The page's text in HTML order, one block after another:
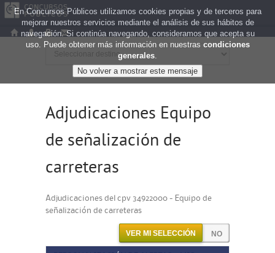
Adjudicaciones Equipo
de señalización de
carreteras
Adjudicaciones del cpv 34922000 - Equipo de
señalización de carreteras
VER MI SELECCIÓN
En Concursos Públicos utilizamos cookies propias y de terceros para
mejorar nuestros servicios mediante el análisis de sus hábitos de
navegación. Si continúa navegando, consideramos que acepta su
uso. Puede obtener más información en nuestras condiciones
generales.